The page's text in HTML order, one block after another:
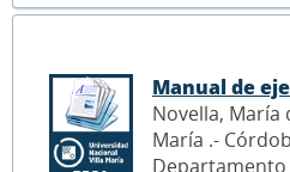
Manual de
Novella, María
María .-
Departamento